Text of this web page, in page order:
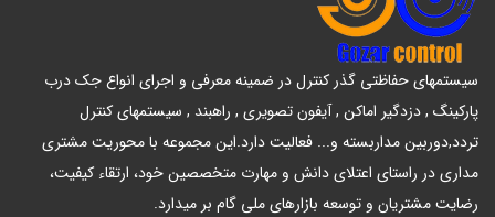
سیستمهای حفاظتی گذر کنترل در ضمینه معرفی و اجرای انواع جک درب
پارکینگ , دزدگیر اماکن , آیفون تصویری , راهبند , سیستمهای کنترل
تردد,دوربین مداربسته و... فعالیت دارد.این مجموعه با محوریت مشتری
مداری در راستای اعتلای دانش و مهارت متخصصین خود، ارتقاء کیفیت،
رضایت مشتریان و توسعه بازارهای ملی گام بر میدارد.